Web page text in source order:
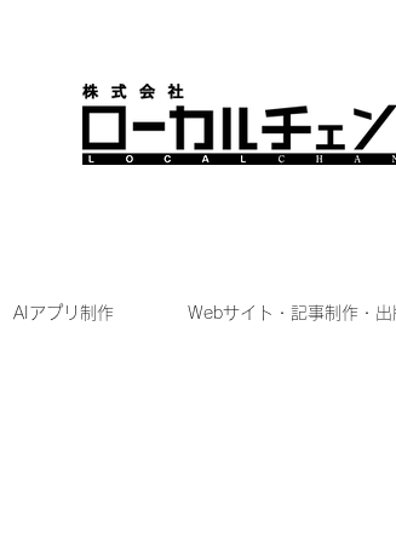
AIアプリ制作 Webサイト・記事制作・出